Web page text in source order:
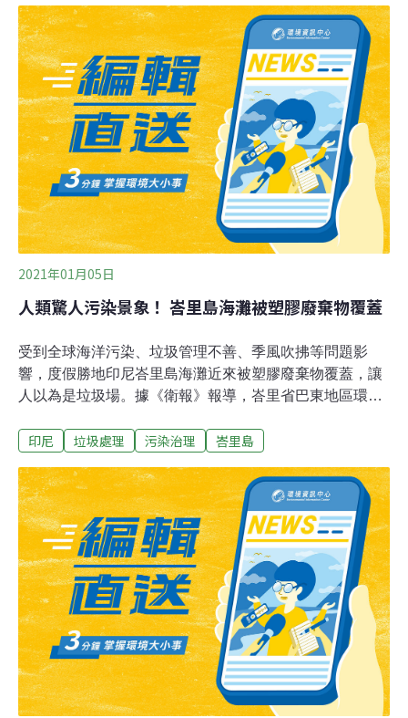
台灣鳥類救援協會13日表示，台灣賽鴿年規模達新台幣
700多億元，因極殘忍受國際關注，欣見台南檢警扣押賽
鴿，不只關注賭金，呼籲政府盤查鴿舍納管。台灣鳥類救
援協會指出，接獲鴿子救援通報案件平均每月13件，占整
體鳥類救援40%，多是賽鴿失去利用價值被棄養，主人拆
掉識別的腳環、剪斷翅骨，甚或遭打死烹食、丟棄遠處。
農委會說，需通盤檢討。（中央社報導）
2021年01月05日
人類驚人污染景象！ 峇里島海灘被塑膠廢棄物覆蓋
受到全球海洋污染、垃圾管理不善、季風吹拂等問題影
響，度假勝地印尼峇里島海灘近來被塑膠廢棄物覆蓋，讓
人以為是垃圾場。據《衛報》報導，峇里省巴東地區環境
安、水明漾海灘，光是在1月1日新年元旦當天就清出30噸
天我們都會部署人員、卡車和推土機，一直在努力清理海
灘，但是垃圾不斷沖上岸。」與印尼海洋污染研究人員展
開合作的澳洲CSIRO首席科學家哈代斯蒂（Denise
Hardesty），透露這其實每年都會發生，並且垃圾在過去
10年當中一直在增加。每年吹起西南季風時，峇里島海灘
往往都會充斥著垃圾。哈代斯蒂說，塑膠垃圾的暴增和全
球塑膠產量提升有關，雖然全球各地的海灘都有塑膠廢棄
物，但在季風國家確實更受季節性影響。
印尼 垃圾處理 污染治理 峇里島